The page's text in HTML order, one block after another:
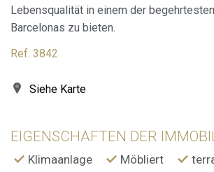
Lebensqualität in einem der
Barcelonas zu bieten.
Ref. 3842
Siehe Karte
EIGENSCHAFTEN DER
Klimaanlage Möbliert
Marketing und Publizität
Diese Cookies werden verwendet, um
Surfgewohnheiten zu speichern. Dank